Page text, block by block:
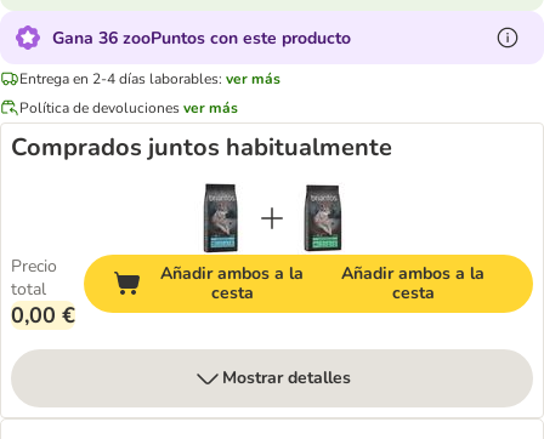
Gana 36 zooPuntos con este producto
Entrega en 2-4 días laborables: ver más
Política de devolucionesver más
Comprados juntos habitualmente
Precio
total
0,00 €
Añadir ambos a la
cesta
Añadir ambos a la
cesta
Mostrar detalles